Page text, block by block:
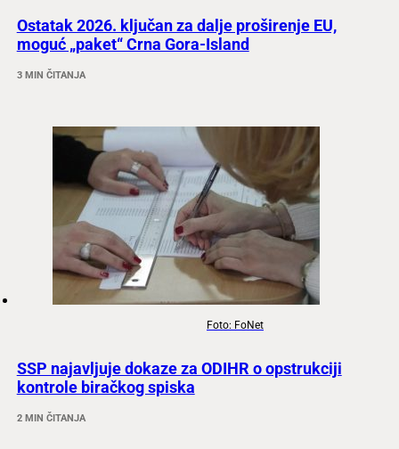
Ostatak 2026. ključan za dalje proširenje EU,
moguć „paket“ Crna Gora-Island
3 MIN ČITANJA
Foto: FoNet
SSP najavljuje dokaze za ODIHR o opstrukciji
kontrole biračkog spiska
2 MIN ČITANJA